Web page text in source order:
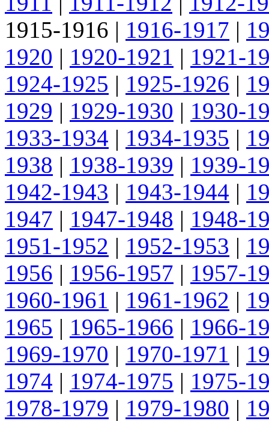
1915-1916 | 1916-1917 |
1920 | 1920-1921 | 1921-
1924-1925 | 1925-1926 |
1929 | 1929-1930 | 1930-
1933-1934 | 1934-1935 |
1938 | 1938-1939 | 1939-
1942-1943 | 1943-1944 |
1947 | 1947-1948 | 1948-
1951-1952 | 1952-1953 |
1956 | 1956-1957 | 1957-
1960-1961 | 1961-1962 |
1965 | 1965-1966 | 1966-
1969-1970 | 1970-1971 |
1974 | 1974-1975 | 1975-
1978-1979 | 1979-1980 |